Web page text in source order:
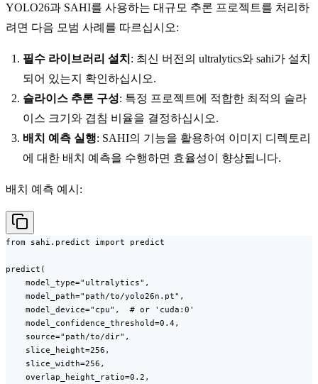
YOLO26과 SAHI를 사용하는 대규모 추론 프로젝트를 처리하
려면 다음 모범 사례를 따르십시오:
필수 라이브러리 설치 : 최신 버전의 ultralytics와 sahi가 설치
되어 있는지 확인하십시오.
슬라이스 추론 구성: 특정 프로젝트에 적합한 최적의 슬라
이스 크기와 겹침 비율을 결정하십시오.
배치 예측 실행: SAHI의 기능을 활용하여 이미지 디렉토리
에 대한 배치 예측을 수행하면 효율성이 향상됩니다.
배치 예측 예시:
from sahi.predict import predict
predict(
    model_type="ultralytics",
    model_path="path/to/yolo26n.pt",
    model_device="cpu",  # or 'cuda:0'
    model_confidence_threshold=0.4,
    source="path/to/dir",
    slice_height=256,
    slice_width=256,
    overlap_height_ratio=0.2,